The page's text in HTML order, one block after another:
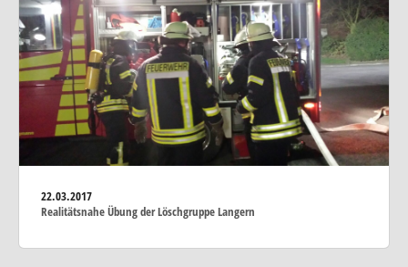
22.03.2017
Realitätsnahe Übung der Löschgruppe Langern